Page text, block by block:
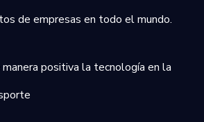
de empresas en todo el mundo.
positiva la tecnología en la